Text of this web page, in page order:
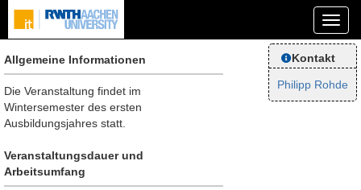
Kontakt
Philipp Rohde
Allgemeine Informationen
Die Veranstaltung findet im
Wintersemester des ersten
Ausbildungsjahres statt.
Veranstaltungsdauer und
Arbeitsumfang